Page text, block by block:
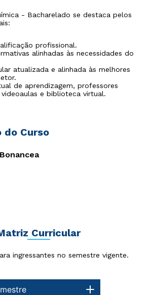
- Bacharelado se destaca pelos
profissional.
alinhadas às necessidades do
atualizada e alinhada às melhores
de aprendizagem, professores
e biblioteca virtual.
de excelência desenvolvido por
paixão pela química em uma carreira
da Cruzeiro do Sul Virtual e dê o
para um futuro brilhante na ciência e
do Curso
Curricular
ingressantes no semestre vigente.
dados sejam utilizados para o